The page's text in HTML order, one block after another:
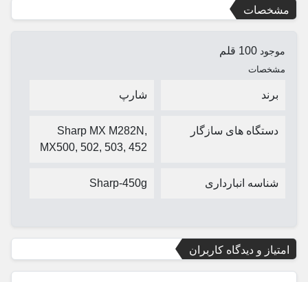
مشخصات
موجود 100 قلم
مشخصات
برند شارپ
دستگاه های سازگار
Sharp MX M282N,
MX500, 502, 503, 452
شناسه انبارداری Sharp-450g
امتیاز و دیدگاه کاربران